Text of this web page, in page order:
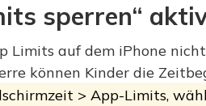
sperren“
Limits auf dem iPhone
können Kinder die
> App-Limits,